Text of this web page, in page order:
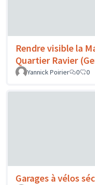
Rendre visible la
Quartier Ravier
Yannick Poirier
0 0
Garages à vélos